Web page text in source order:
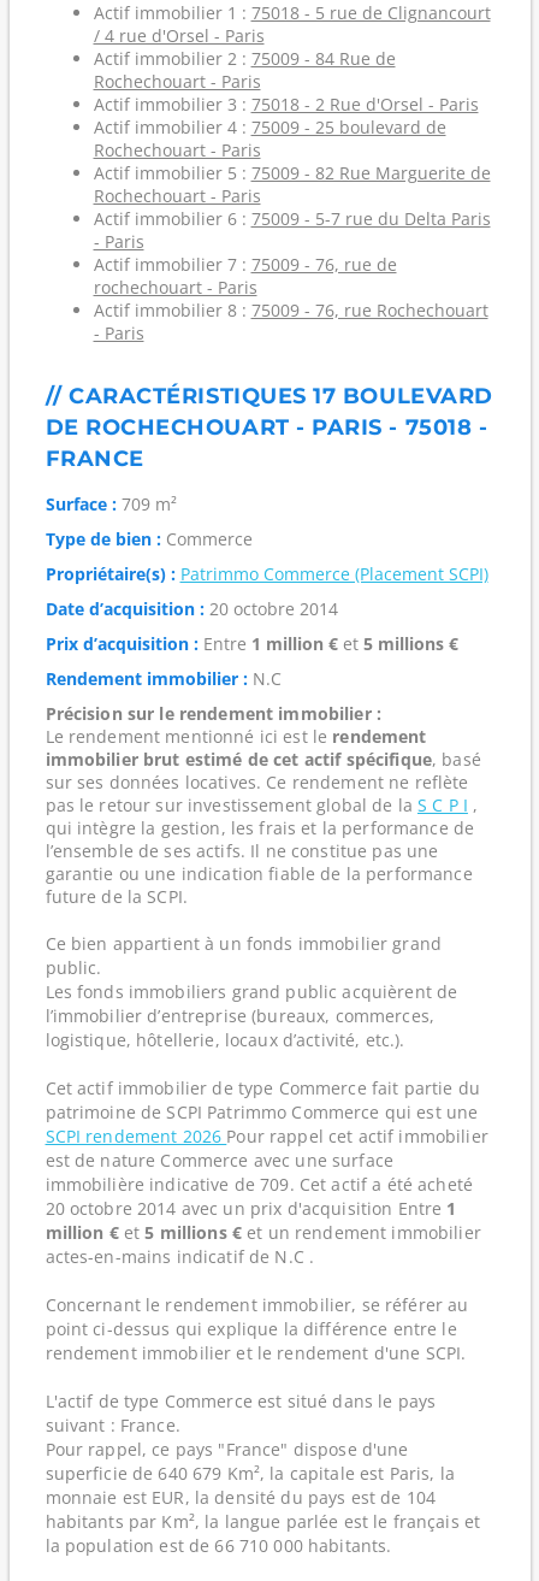
Actif immobilier 1 : 75018 - 5 rue de Clignancourt
/ 4 rue d'Orsel - Paris
Actif immobilier 2 : 75009 - 84 Rue de
Rochechouart - Paris
Actif immobilier 3 : 75018 - 2 Rue d'Orsel - Paris
Actif immobilier 4 : 75009 - 25 boulevard de
Rochechouart - Paris
Actif immobilier 5 : 75009 - 82 Rue Marguerite de
Rochechouart - Paris
Actif immobilier 6 : 75009 - 5-7 rue du Delta Paris
- Paris
Actif immobilier 7 : 75009 - 76, rue de
rochechouart - Paris
Actif immobilier 8 : 75009 - 76, rue Rochechouart
- Paris
// CARACTÉRISTIQUES 17 BOULEVARD
DE ROCHECHOUART - PARIS - 75018 -
FRANCE
Surface :709 m²
Type de bien :Commerce
Propriétaire(s) : Patrimmo Commerce (Placement SCPI)
Date d’acquisition :20 octobre 2014
Prix d’acquisition :Entre 1 million €et 5 millions €
Rendement immobilier :N.C
Précision sur le rendement immobilier :
Le rendement mentionné ici est le rendement
immobilier brut estimé de cet actif spécifique, basé
sur ses données locatives. Ce rendement ne reflète
pas le retour sur investissement global de la S C P I ,
qui intègre la gestion, les frais et la performance de
l’ensemble de ses actifs. Il ne constitue pas une
garantie ou une indication fiable de la performance
future de la SCPI.
Ce bien appartient à un fonds immobilier grand
public.
Les fonds immobiliers grand public acquièrent de
l’immobilier d’entreprise (bureaux, commerces,
logistique, hôtellerie, locaux d’activité, etc.).
Cet actif immobilier de type Commerce fait partie du
patrimoine de SCPI Patrimmo Commerce qui est une
SCPI rendement 2026 Pour rappel cet actif immobilier
est de nature Commerce avec une surface
immobilière indicative de 709. Cet actif a été acheté
20 octobre 2014 avec un prix d'acquisition Entre 1
million €et5 millions € et un rendement immobilier
actes-en-mains indicatif de N.C .
Concernant le rendement immobilier, se référer au
point ci-dessus qui explique la différence entre le
rendement immobilier et le rendement d'une SCPI.
L'actif de type Commerce est situé dans le pays
suivant : France.
Pour rappel, ce pays "France" dispose d'une
superficie de 640 679 Km², la capitale est Paris, la
monnaie est EUR, la densité du pays est de 104
habitants par Km², la langue parlée est le français et
la population est de 66 710 000 habitants.